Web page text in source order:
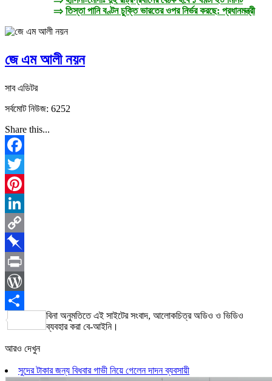
⇒ তিস্তা পানি বণ্টন চুক্তি ভারতের ওপর নির্ভর করছে: প্রধানমন্ত্রী
জে এম আলী নয়ন
সাব এডিটর
সর্বমোট নিউজ: 6252
Share this...
Facebook
Twitter
Pinterest
LinkedIn
Copy
Link
Pinboard
Print
WordPress
Share
বিনা অনুমতিতে এই সাইটের সংবাদ, আলোকচিত্র অডিও ও ভিডিও
ব্যবহার করা বে-আইনি।
আরও দেখুন
সুদের টাকার জন্য বিধবার গাভী নিয়ে গেলেন দাদন ব্যবসায়ী